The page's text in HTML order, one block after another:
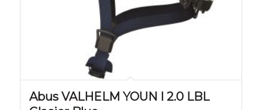
Abus VALHELM YOUN I 2.0 LBL